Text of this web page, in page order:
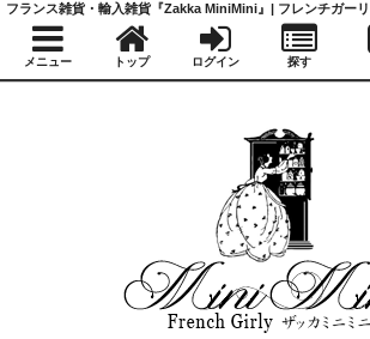
メニュー トップ ログイン 探す